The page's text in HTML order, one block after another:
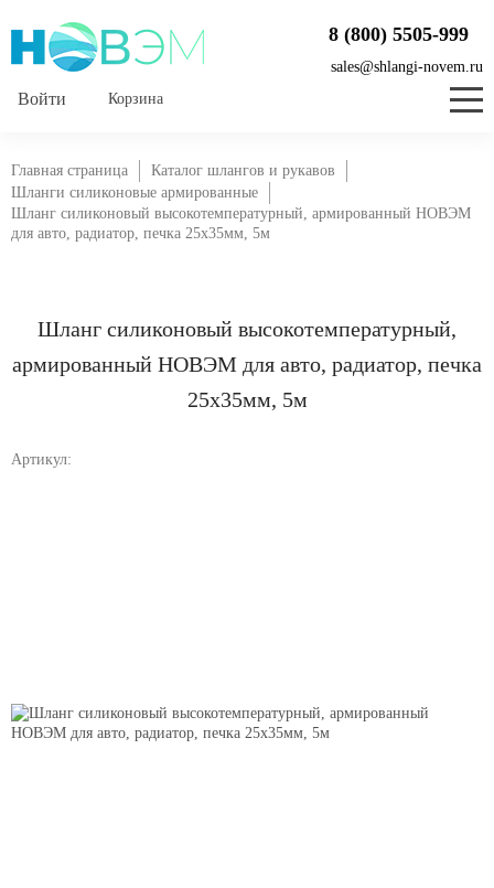
8 (800) 5505-999
sales@shlangi-novem.ru
Корзина
Главная страница
Каталог шлангов и рукавов
Шланги силиконовые армированные
Шланг силиконовый высокотемпературный, армированный НОВЭМ
для авто, радиатор, печка 25x35мм, 5м
Шланг силиконовый высокотемпературный,
армированный НОВЭМ для авто, радиатор, печка
25x35мм, 5м
Артикул: